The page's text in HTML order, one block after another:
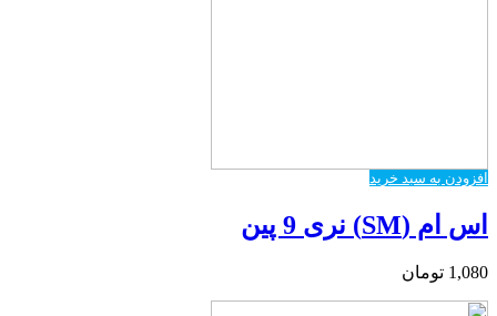
افزودن به سبد خرید
اس ام (SM) نری 9 پین
1,080 تومان